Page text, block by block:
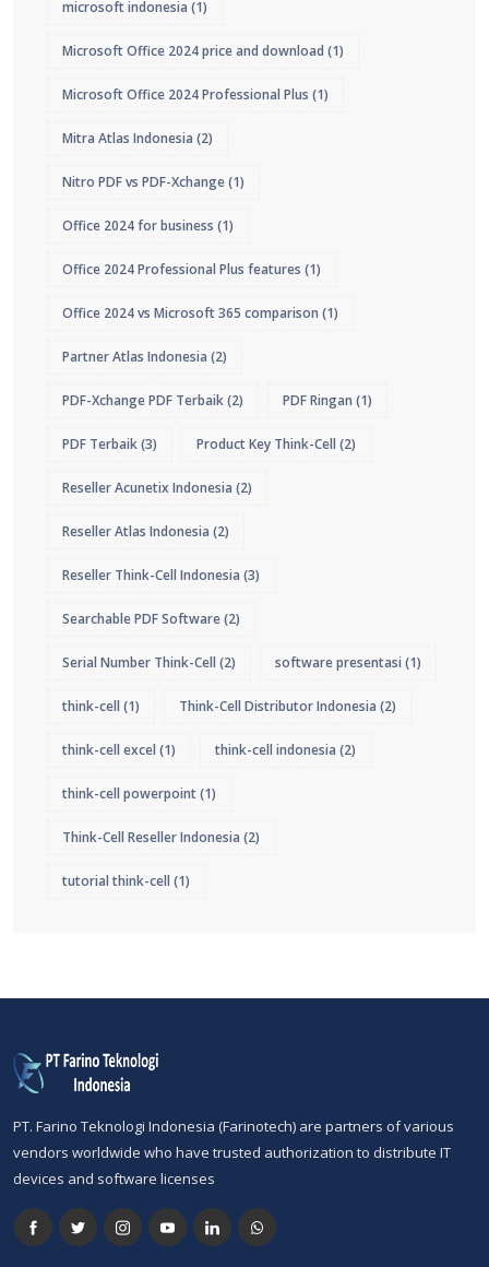
microsoft indonesia (1)
Microsoft Office 2024 price and download (1)
Microsoft Office 2024 Professional Plus (1)
Mitra Atlas Indonesia (2)
Nitro PDF vs PDF-Xchange(1)
Office 2024 for business (1)
Office 2024 Professional Plus features (1)
Office 2024 vs Microsoft 365 comparison (1)
Partner Atlas Indonesia (2)
PDF-Xchange PDF Terbaik(2) PDF Ringan (1)
PDF Terbaik(3) Product Key Think-Cell (2)
Reseller Acunetix Indonesia (2)
Reseller Atlas Indonesia (2)
Reseller Think-Cell Indonesia (3)
Searchable PDF Software(2)
Serial Number Think-Cell (2) software presentasi (1)
think-cell (1) Think-Cell Distributor Indonesia (2)
think-cell excel (1) think-cell indonesia (2)
think-cell powerpoint(1)
Think-Cell Reseller Indonesia (2)
tutorial think-cell (1)
PT. Farino Teknologi Indonesia (Farinotech) are partners of various
vendors worldwide who have trusted authorization to distribute IT
devices and software licenses